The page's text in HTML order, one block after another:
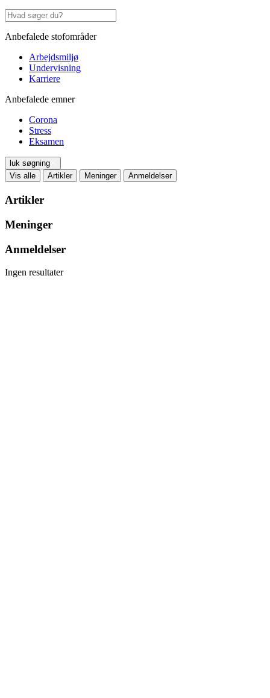
Anbefalede stofområder
Arbejdsmiljø
Undervisning
Karriere
Anbefalede emner
Corona
Stress
Eksamen
luk søgning
Vis alle
Artikler Meninger Anmeldelser
Artikler
Meninger
Anmeldelser
Ingen resultater